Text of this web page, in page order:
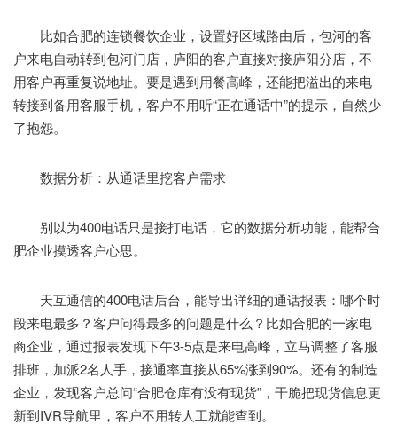
比如合肥的连锁餐饮企业，设置好区域路由后，包河的客
户来电自动转到包河门店，庐阳的客户直接对接庐阳分店，不
用客户再重复说地址。要是遇到用餐高峰，还能把溢出的来电
转接到备用客服手机，客户不用听“正在通话中”的提示，自然少
了抱怨。
数据分析：从通话里挖客户需求
别以为400电话只是接打电话，它的数据分析功能，能帮合
肥企业摸透客户心思。
天互通信的400电话后台，能导出详细的通话报表：哪个时
段来电最多？客户问得最多的问题是什么？比如合肥的一家电
商企业，通过报表发现下午3-5点是来电高峰，立马调整了客服
排班，加派2名人手，接通率直接从65%涨到90%。还有的制造
企业，发现客户总问“合肥仓库有没有现货”，干脆把现货信息更
新到IVR导航里，客户不用转人工就能查到。